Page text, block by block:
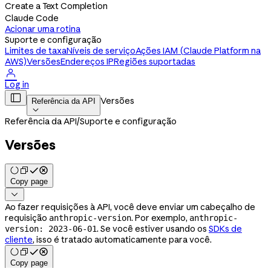
Create a Text Completion
Claude Code
Acionar uma rotina
Suporte e configuração
Limites de taxaNíveis de serviçoAções IAM (Claude Platform na
AWS)VersõesEndereços IPRegiões suportadas

Log in
 Referência da API

Versões
Referência da API/Suporte e configuração
Versões
Copy page

Ao fazer requisições à API, você deve enviar um cabeçalho de
requisição anthropic-version. Por exemplo, anthropic-
version: 2023-06-01. Se você estiver usando os SDKs de
cliente, isso é tratado automaticamente para você.
Copy page